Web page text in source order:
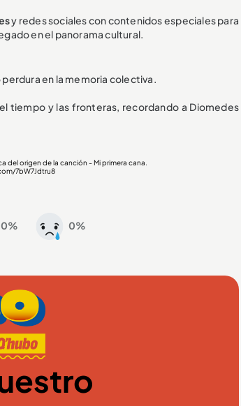
y redes sociales con contenidos especiales para
en el panorama cultural.
en la memoria colectiva.
tiempo y las fronteras, recordando a Diomedes
del origen de la canción - Mi primera cana.
7bW7Jdtru8
0% 0%